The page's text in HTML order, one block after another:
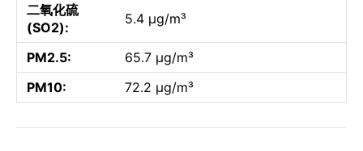
二氧化硫
(SO2):
5.4 µg/m³
PM2.5:
65.7 µg/m³
PM10:
72.2 µg/m³